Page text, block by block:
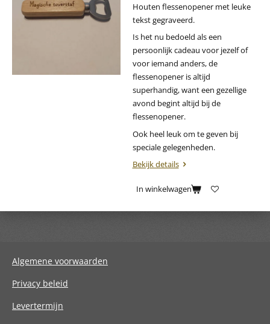
Houten flessenopener met leuke
tekst gegraveerd.
Is het nu bedoeld als een
persoonlijk cadeau voor jezelf of
voor iemand anders, de
flessenopener is altijd
superhandig, want een gezellige
avond begint altijd bij de
flessenopener.
Ook heel leuk om te geven bij
speciale gelegenheden.
Bekijk details
In winkelwagen
Algemene voorwaarden
Privacy beleid
Levertermijn